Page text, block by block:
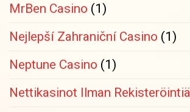
MrBen Casino (1)
Nejlepší Zahraniční Casino (1)
Neptune Casino (1)
Nettikasinot Ilman Rekisteröintiä